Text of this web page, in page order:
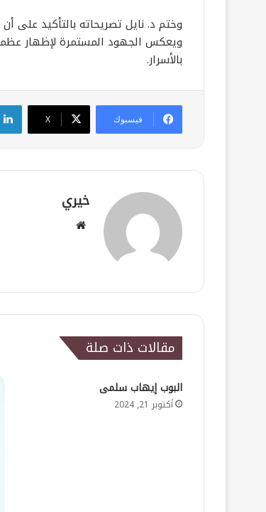
وختم د. نايل تصريحاته بالتأكيد على
ويعكس الجهود المستمرة لإظهار عظمة
بالأسرار.
فيسبوك ‫X
خيري
مقالات ذات صلة
البوب إيهاب سلمى
أكتوبر 21, 2024